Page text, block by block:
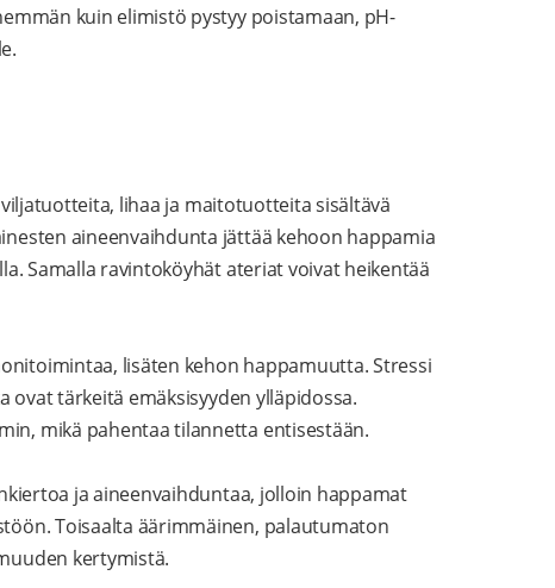
kuin elimistö pystyy poistamaan, pH-
lihaa ja maitotuotteita sisältävä
aineenvaihdunta jättää kehoon happamia
Samalla ravintoköyhät ateriat voivat heikentää
lisäten kehon happamuutta. Stressi
ovat tärkeitä emäksisyyden ylläpidossa.
mikä pahentaa tilannetta entisestään.
ja aineenvaihduntaa, jolloin happamat
Toisaalta äärimmäinen, palautumaton
kertymistä.